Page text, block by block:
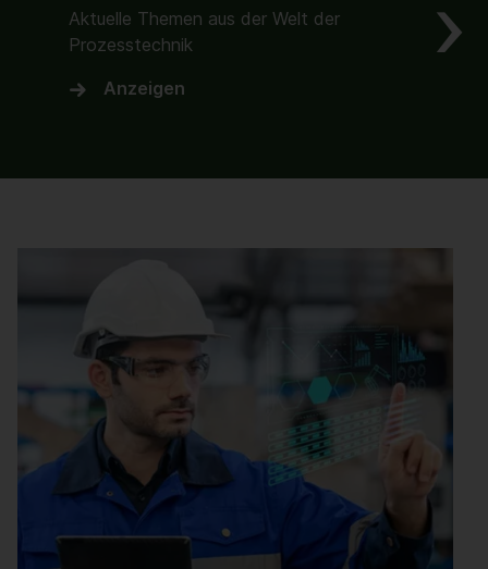
Aktuelle Themen aus der Welt der
Prozesstechnik
Anzeigen